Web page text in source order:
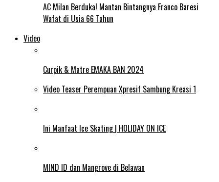
AC Milan Berduka! Mantan Bintangnya Franco Baresi
Wafat di Usia 66 Tahun
Video
Curpik & Matre EMAKA BAN 2024
Video Teaser Perempuan Xpresif Sambung Kreasi 1
Ini Manfaat Ice Skating | HOLIDAY ON ICE
MIND ID dan Mangrove di Belawan